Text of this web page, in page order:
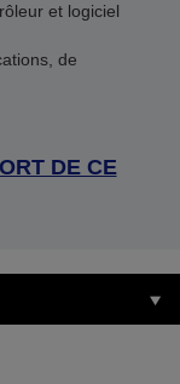
et logiciel
de
DE CE